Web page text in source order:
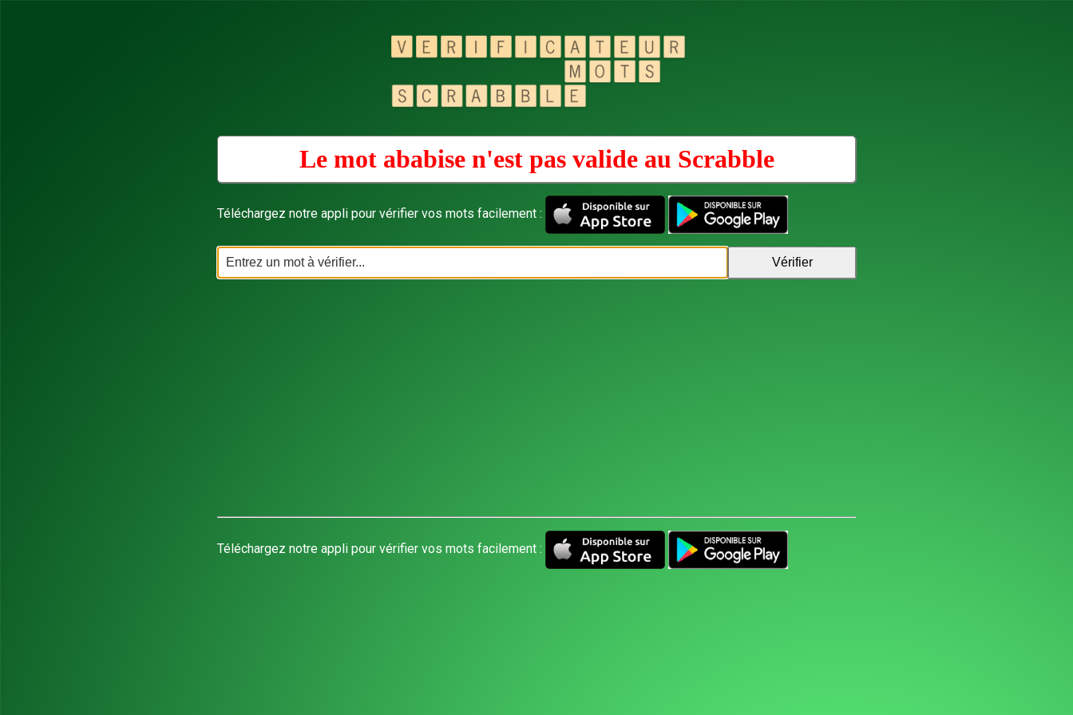
Le mot ababise n'est pas valide au Scrabble
Téléchargez notre appli pour vérifier vos mots facilement :
Téléchargez notre appli pour vérifier vos mots facilement :